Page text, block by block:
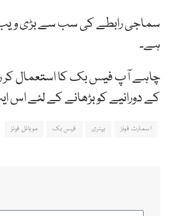
سماجی رابطے کی سب سے بڑی ویب
ہے۔
چاہے آپ فیس بک کا استعمال کر
کے دورانیے کو بڑھانے کے لئے اس
اسمارٹ فونز بیٹری فیس بک موبائل فونز